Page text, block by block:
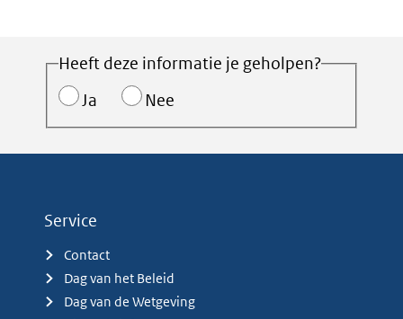
Heeft deze informatie je geholpen?
Ja
Nee
Service
Contact
Dag van het Beleid
Dag van de Wetgeving